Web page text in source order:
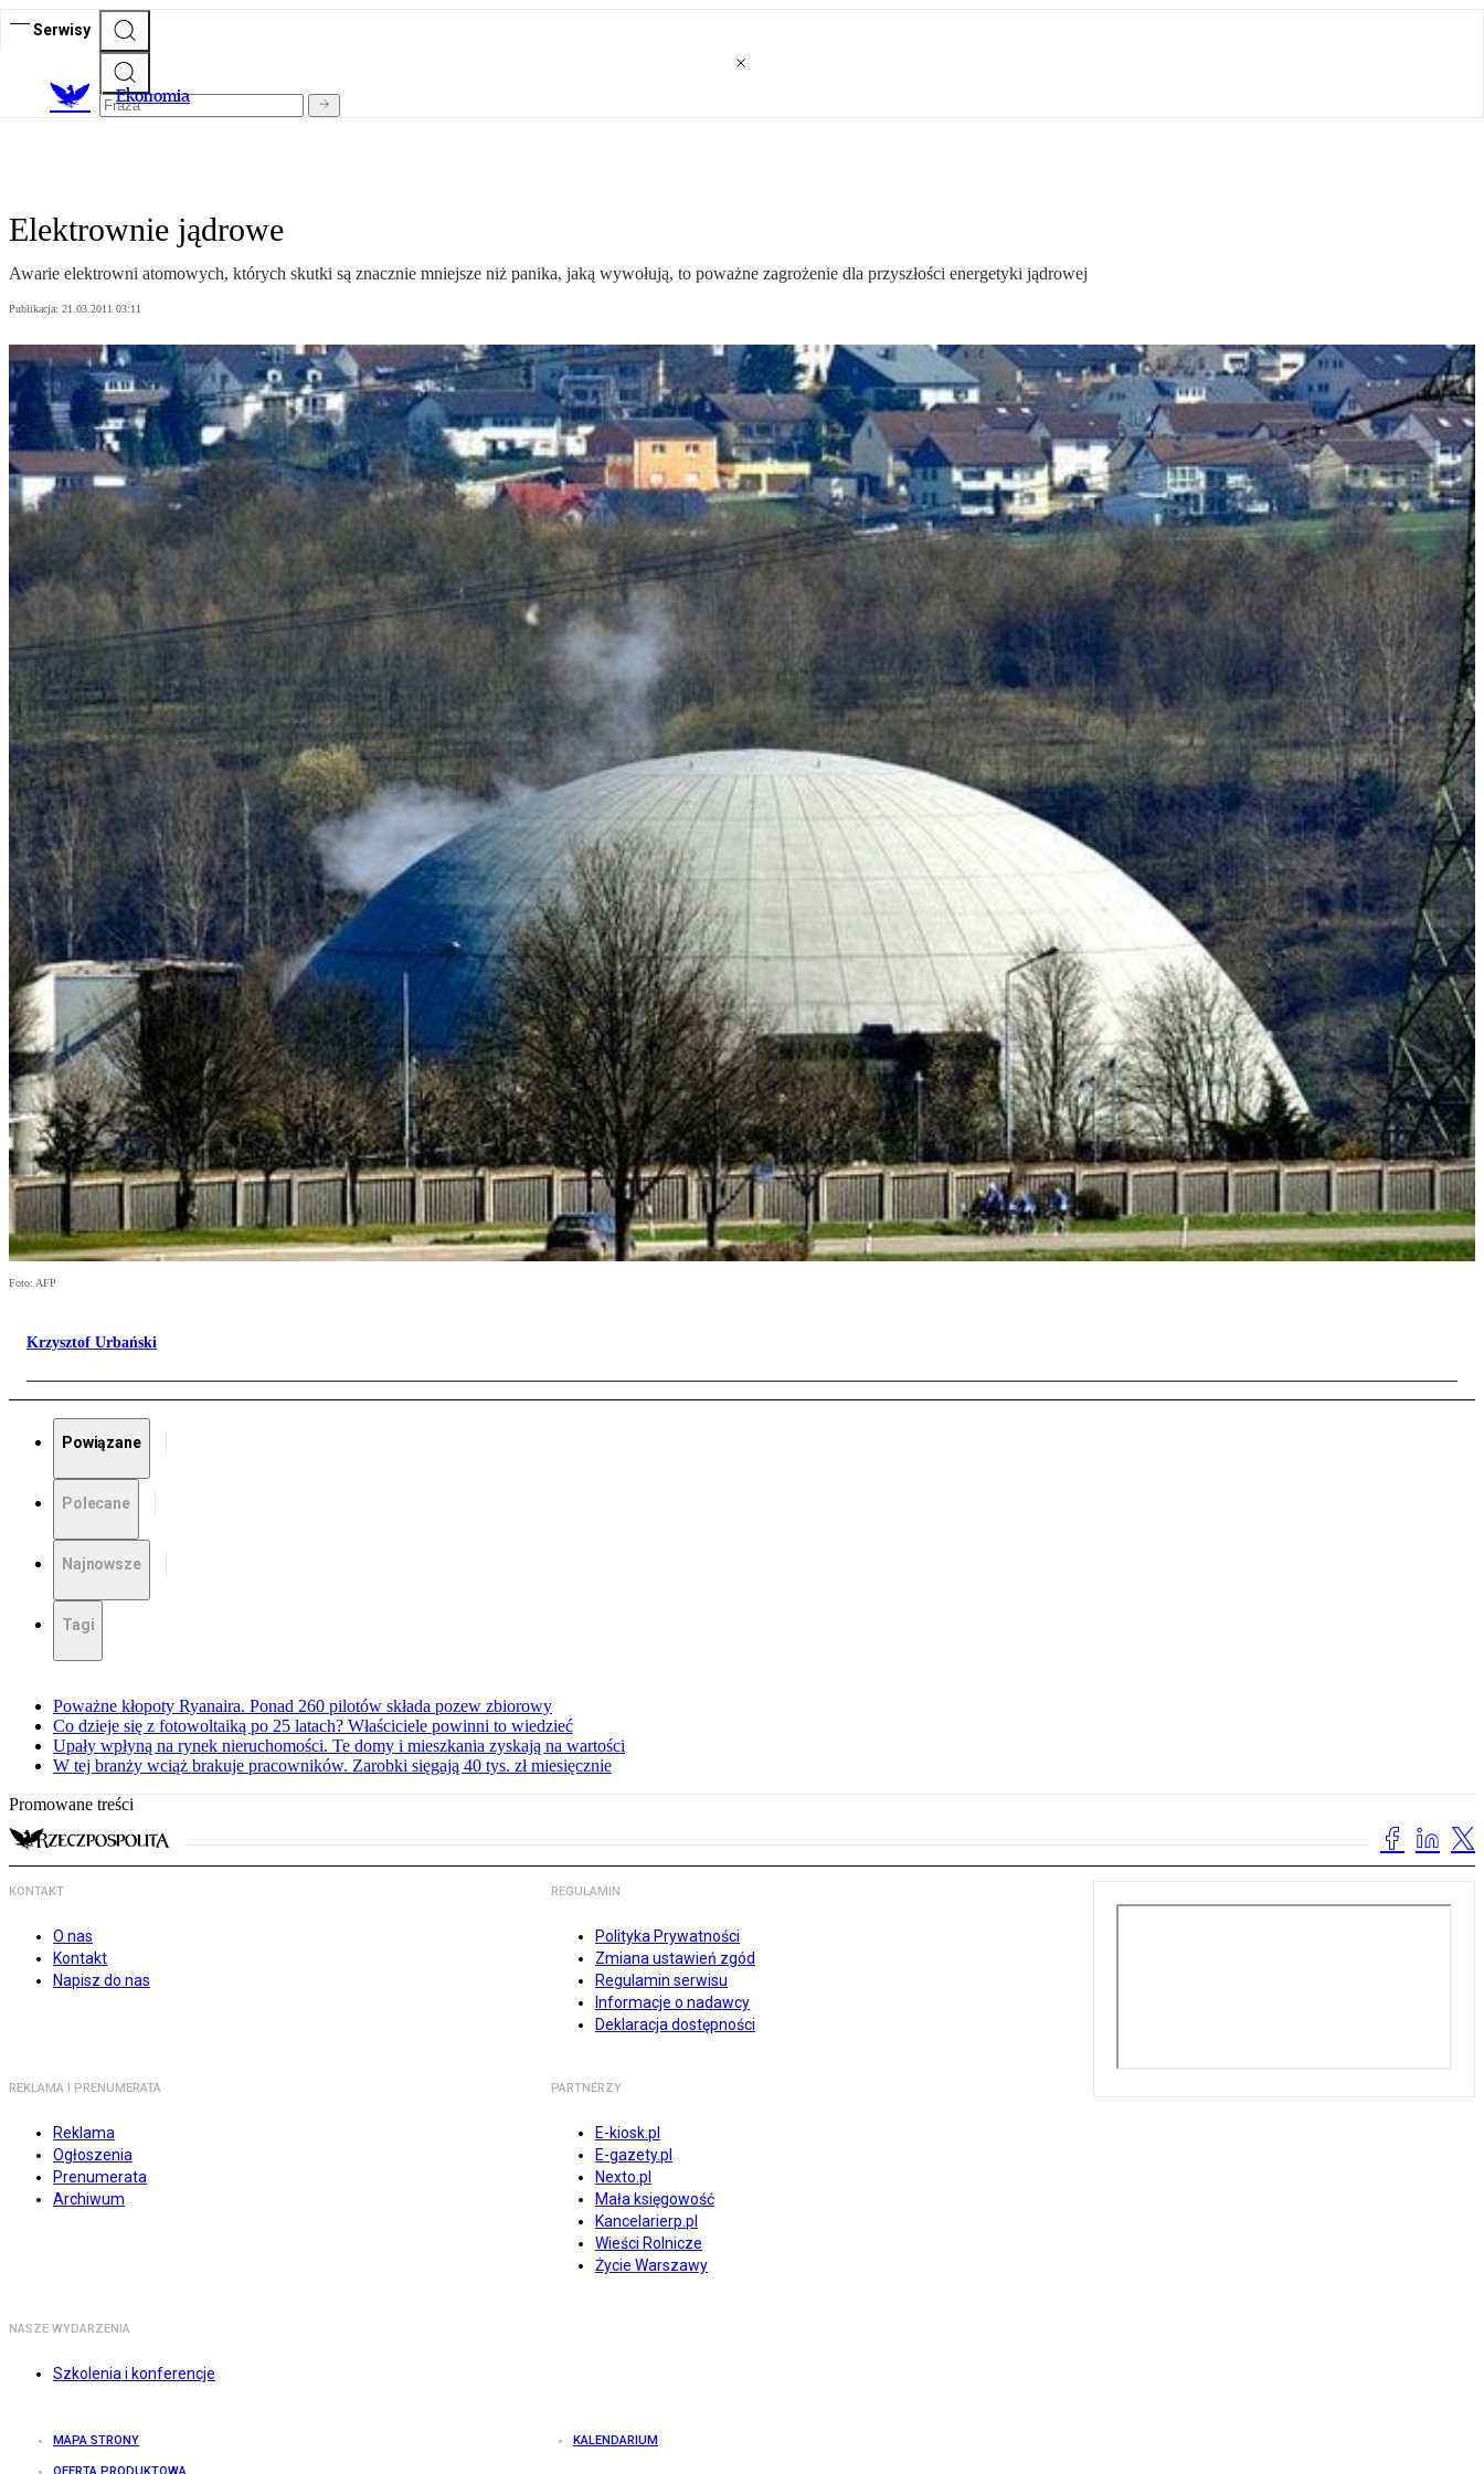
Serwisy
Ekonomia
Elektrownie jądrowe
Awarie elektrowni atomowych, których skutki są znacznie mniejsze niż panika, jaką wywołują, to poważne zagrożenie dla przyszłości energetyki jądrowej
Publikacja: 21.03.2011 03:11
Foto: AFP
Krzysztof Urbański
Powiązane
Polecane
Najnowsze
Tagi
Poważne kłopoty Ryanaira. Ponad 260 pilotów składa pozew zbiorowy
Co dzieje się z fotowoltaiką po 25 latach? Właściciele powinni to wiedzieć
Upały wpłyną na rynek nieruchomości. Te domy i mieszkania zyskają na wartości
W tej branży wciąż brakuje pracowników. Zarobki sięgają 40 tys. zł miesięcznie
Promowane treści
KONTAKT
O nas
Kontakt
Napisz do nas
REGULAMIN
Polityka Prywatności
Zmiana ustawień zgód
Regulamin serwisu
Informacje o nadawcy
Deklaracja dostępności
REKLAMA I PRENUMERATA
Reklama
Ogłoszenia
Prenumerata
Archiwum
PARTNERZY
E-kiosk.pl
E-gazety.pl
Nexto.pl
Mała księgowość
Kancelarierp.pl
Wieści Rolnicze
Życie Warszawy
NASZE WYDARZENIA
Szkolenia i konferencje
MAPA STRONY KALENDARIUM